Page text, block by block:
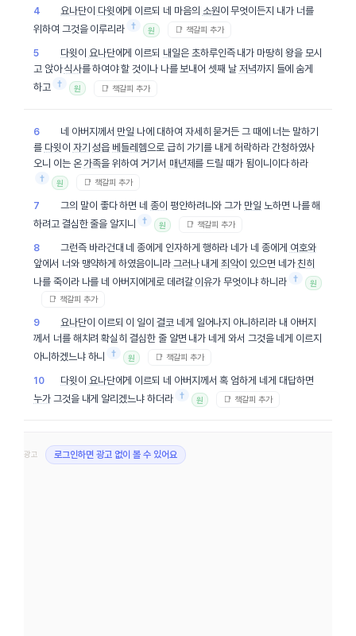
4 요나단이 다윗 에게 이르되 네 마음의 소원이 무엇이든지 내가 너를
위하여 그것을 이루리라 † 원 📑 책갈피 추가
5 다윗 이 요나단에게 이르되 내일은 초하루인즉 내가 마땅히 왕을 모시
고 앉아식사를 하여야 할 것이나 나를 보내어 셋째 날 저녁까지 들에 숨게
하고 † 원 📑 책갈피 추가
6 네 아버지께서 만일 나에 대하여 자세히 묻거든 그 때에 너는 말하기
를 다윗 이 자기 성읍 베들레헴으로 급히 가기를 내게 허락하라 간청하였사
오니 이는 온가족을 위하여 거기서 매년제를 드릴 때가 됨이니이다 하라
†
원 📑 책갈피 추가
7 그의 말이 좋다 하면 네종이 평안하려니와 그가 만일 노하면 나를 해
하려고 결심한 줄을 알지니
† 원 📑 책갈피 추가
8 그런즉 바라건대 네 종에게 인자하게 행하라 네가 네 종에게 여호와
앞에서 너와 맹약하게 하였음이니라 그러나내게죄악이 있으면 네가 친히
나를 죽이라 나를 네 아버지에게로 데려갈 이유가 무엇이냐 하니라 † 원
📑 책갈피 추가
9 요나단이 이르되 이 일이결코 네게 일어나지 아니하리라 내 아버지
께서 너를 해치려 확실히 결심한 줄 알면 내가 네게 와서 그것을 네게 이르지
아니하겠느냐 하니
† 원 📑 책갈피 추가
10 다윗 이 요나단에게 이르되 네 아버지께서 혹 엄하게 네게 대답하면
누가그것을 내게 알리겠느냐 하더라 † 원 📑 책갈피 추가
광고 로그인하면 광고 없이 볼 수 있어요